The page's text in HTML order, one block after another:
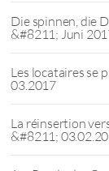
Die spinnen, die
&#8211; Juni
Les locataires se
03.2017
La réinsertion
&#8211;